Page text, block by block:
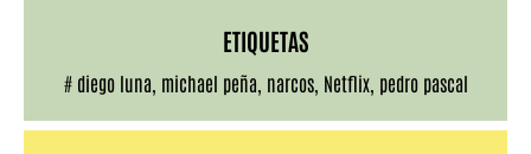
ETIQUETAS
# diego luna michael peña narcos, Netflix, pedro pascal